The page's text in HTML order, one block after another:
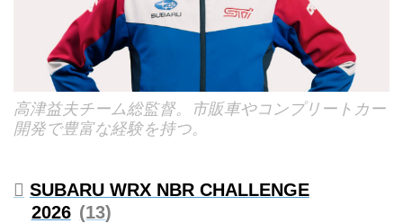
高津益夫チーム総監督。市販車やコンプリートカー
開発で豊富な経験を持つ。
SUBARU WRX NBR CHALLENGE
2026
13